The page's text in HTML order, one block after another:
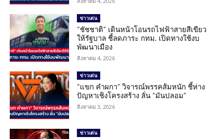
ข่าวเด่น
“ชัชชาติ” เดินหน้าโอนรถไฟฟ้าสายสีเขียว
ให้รัฐบาล ชี้ลดภาระ กทม. เปิดทางใช้งบ
พัฒนาเมือง
สิงหาคม 4, 2026
ข่าวเด่น
“แขก คำผกา” วิจารณ์พรรคส้มหนัก ชี้ห่าง
ปัญหาเชิงโครงสร้าง ลั่น “มันปลอม”
สิงหาคม 3, 2026
ข่าวเด่น